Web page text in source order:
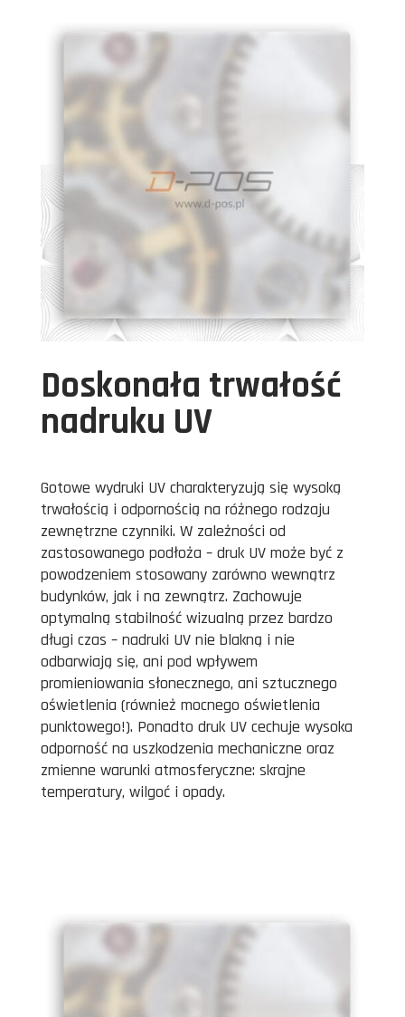
Doskonała trwałość
nadruku UV
Gotowe wydruki UV charakteryzują się wysoką
trwałością i odpornością na różnego rodzaju
zewnętrzne czynniki. W zależności od
zastosowanego podłoża – druk UV może być z
powodzeniem stosowany zarówno wewnątrz
budynków, jak i na zewnątrz. Zachowuje
optymalną stabilność wizualną przez bardzo
długi czas – nadruki UV nie blakną i nie
odbarwiają się, ani pod wpływem
promieniowania słonecznego, ani sztucznego
oświetlenia (również mocnego oświetlenia
punktowego!). Ponadto druk UV cechuje wysoka
odporność na uszkodzenia mechaniczne oraz
zmienne warunki atmosferyczne: skrajne
temperatury, wilgoć i opady.